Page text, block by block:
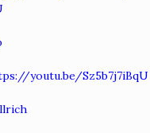
youtu.be/Sz5b7j7iBqU